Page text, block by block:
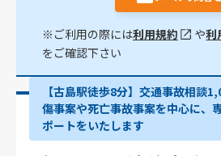
※ご利用の際には利用規約 や利
をご確認下さい
【古島駅徒歩8分】交通事故相談
傷事案や死亡事故事案を中心に、
ポートをいたします